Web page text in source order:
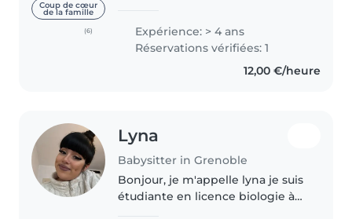
Coup de cœur
de la famille
(6)
fin d'études en filière d'hôtellerie
restauration. J'ai 6 ans
d'expérience en tant que baby-
Expérience: > 4 ans
Réservations vérifiées: 1
12,00 €/heure
Lyna
Babysitter in Grenoble
Bonjour, je m'appelle lyna je suis
étudiante en licence biologie à